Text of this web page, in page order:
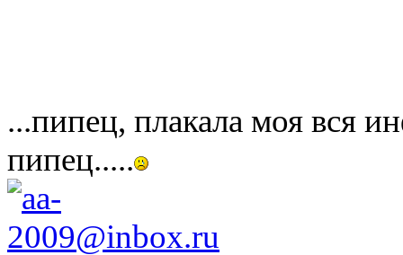
...пипец, плакала моя вся
пипец.....